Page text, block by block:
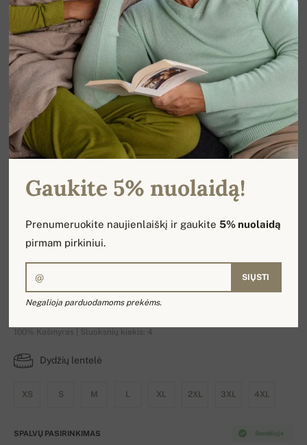
Hippo 4F Premium
100% Kašmyras | Sluoksnių kiekis: 4
Dydžių lentelė
XS S M L XL 2XL 3XL 4XL
Sandėlyje
SPALVŲ PASIRINKIMAS
Gaukite 5% nuolaidą!
Prenumeruokite naujienlaiškį ir gaukite5% nuolaidą
pirmam pirkiniui.
SIŲSTI
Negalioja parduodamoms prekėms.